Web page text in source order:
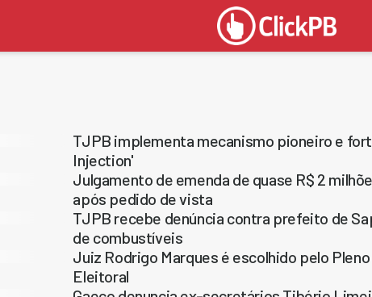
TJPB implementa mecanismo pioneiro e
Injection'
Julgamento de emenda de quase R$ 2
após pedido de vista
TJPB recebe denúncia contra prefeito de
de combustíveis
Juiz Rodrigo Marques é escolhido pelo
Eleitoral